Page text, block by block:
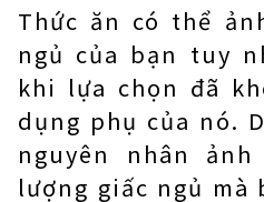
Thức ăn có thể
ngủ của bạn tuy
khi lựa chọn đã
dụng phụ của nó.
nguyên nhân
lượng giấc ngủ mà